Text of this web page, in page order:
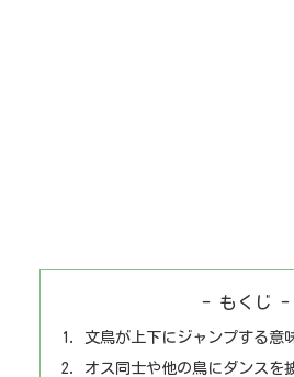
- もくじ -
文鳥が上下にジャンプする意
オス同士や他の鳥にダンスを